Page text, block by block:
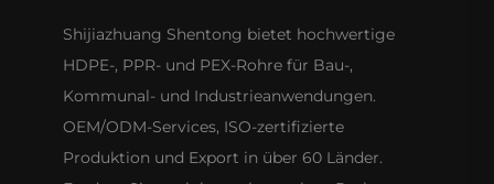
Shijiazhuang Shentong bietet hochwertige
HDPE-, PPR- und PEX-Rohre für Bau-,
Kommunal- und Industrieanwendungen.
OEM/ODM-Services, ISO-zertifizierte
Produktion und Export in über 60 Länder.